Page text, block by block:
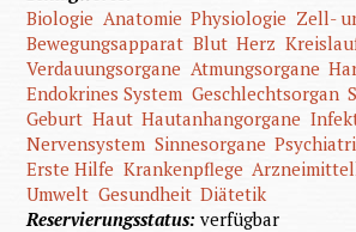
Biologie Anatomie Physiologie Zell-
Bewegungsapparat Blut Herz
Verdauungsorgane Atmungsorgane
Endokrines System Geschlechtsorgan
Geburt Haut Hautanhangorgane
Nervensystem Sinnesorgane
Erste Hilfe Krankenpflege
Umwelt Gesundheit Diätetik
Reservierungsstatus:verfügbar